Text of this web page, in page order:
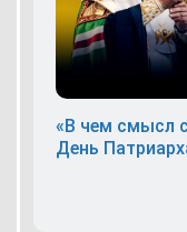
«В чем смысл
День